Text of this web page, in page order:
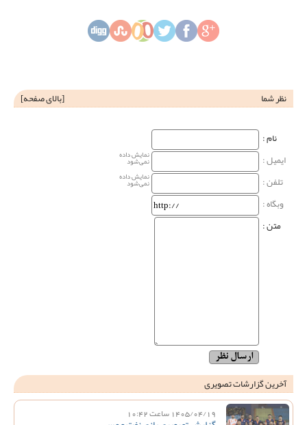
نظر شما [بالای صفحه]
نام‌ :
ایمیل :
نمایش داده
نمی‌شود
تلفن : نمایش داده
نمی‌شود
وبگاه‌ :
متن :
آخرین گزارشات تصویری
1405/04/19 ساعت 10:42